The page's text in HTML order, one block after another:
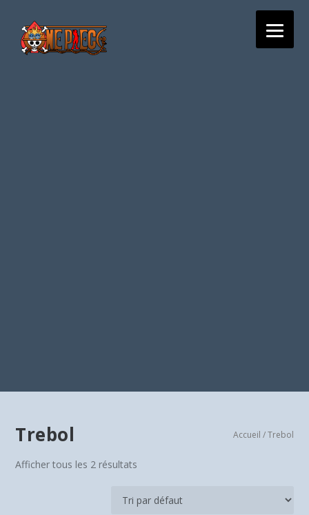
Trebol Accueil / Trebol
Afficher tous les 2 résultats